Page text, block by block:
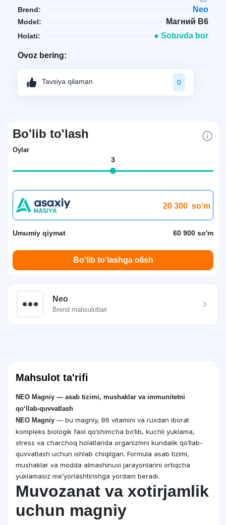
Brend: Neo
Model: Магний B6
Holati: ● Sotuvda bor
Ovoz bering:
Tavsiya qilaman 0
Bo'lib to'lash
Oylar
3
20 300 so'm
Umumiy qiymat 60 900 so'm
Bo'lib to'lashga olish
Neo
Brend mahsulotlari
Mahsulot ta'rifi
NEO Magniy — asab tizimi, mushaklar va immunitetni
qo‘llab-quvvatlash
NEO Magniy — bu magniy, B6 vitamini va ruxdan iborat
kompleks biologik faol qo‘shimcha bo‘lib, kuchli yuklama,
stress va charchoq holatlarida organizmni kundalik qo‘llab-
quvvatlash uchun ishlab chiqilgan. Formula asab tizimi,
mushaklar va modda almashinuvi jarayonlarini ortiqcha
yuklamasiz me’yorlashtirishga yordam beradi.
Muvozanat va xotirjamlik
uchun magniy